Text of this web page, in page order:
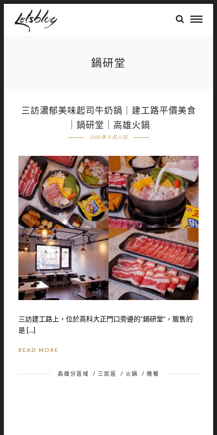
鍋研堂
三訪濃郁美味起司牛奶鍋｜建工路平價美食
｜鍋研堂｜高雄火鍋
2020 年 11 月 11 日
三訪建工路上，位於高科大正門口旁邊的”鍋研堂”，販售的
是 […]
READ MORE
高雄分區域 / 三民區 / 火鍋 / 晚餐